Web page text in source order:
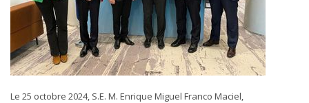
Le 25 octobre 2024, S.E. M. Enrique Miguel Franco Maciel,